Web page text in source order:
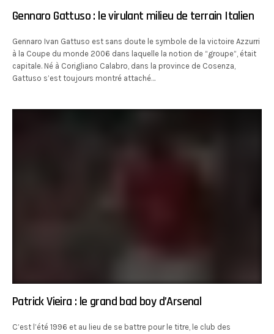
Gennaro Gattuso : le virulant milieu de terrain Italien
Gennaro Ivan Gattuso est sans doute le symbole de la victoire Azzurri
à la Coupe du monde 2006 dans laquelle la notion de “groupe”, était
capitale. Né à Corigliano Calabro, dans la province de Cosenza,
Gattuso s’est toujours montré attaché…
Patrick Vieira : le grand bad boy d’Arsenal
C’est l’été 1996 et au lieu de se battre pour le titre, le club des